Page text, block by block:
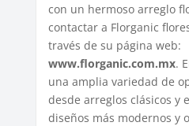
con un hermoso arreglo
contactar a Florganic
través de su página web:
www.florganic.com.mx.
una amplia variedad de
desde arreglos clásicos y
diseños más modernos y